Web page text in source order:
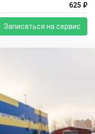
625 ₽
Записаться на сервис